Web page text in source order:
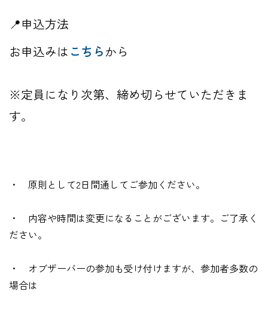
📍申込方法
お申込みは こちらから
※定員になり次第、締め切らせていただきま
す。
・ 原則として2日間通してご参加ください。
・ 内容や時間は変更になることがございます。ご了承く
ださい。
・ オブザーバーの参加も受け付けますが、参加者多数の
場合は